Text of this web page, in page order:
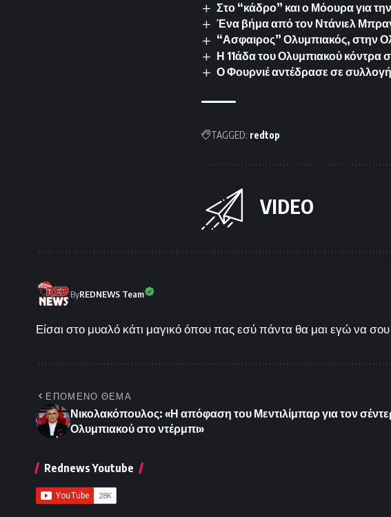
Στο “κάδρο” και ο Μόουρα για
Ένα βήμα από τον Ντάνιελ
“Ασφαιρος” Ολυμπιακός, στην
Η 11άδα του Ολυμπιακού κόντρα
Ο Φουρνιέ αντέδρασε σε
TAGGED: redtop
VIDEO
ByREDNEWS Team
Είσαι στο μυαλό κάτι μαγικό όπου πας εσύ πάντα θα μαι εγώ να
ΕΠΟΜΕΝΟ ΘΕΜΑ
Νικολακόπουλος: «Η απόφαση του Μεντιλίμπαρ για τον
Ολυμπιακού στο ντέρμπι»
Rednews Youtube